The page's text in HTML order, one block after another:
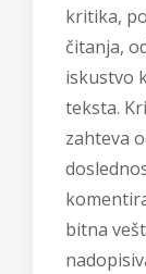
kritika,
čitanja,
iskustvo
teksta.
zahteva
bitna